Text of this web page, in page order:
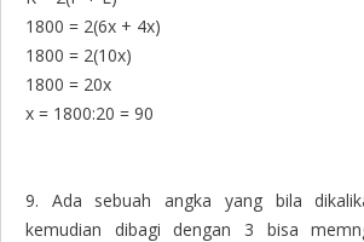
1800 = 2(6x + 4x)
1800 = 2(10x)
1800 = 20x
x = 1800:20 = 90
9. Ada sebuah angka yang bila
kemudian dibagi dengan 3 bisa